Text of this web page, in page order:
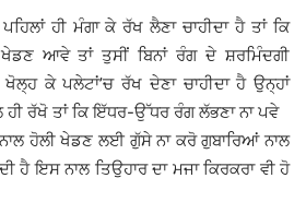
ਹੀ ਮੰਗਾ ਕੇ ਰੱਖ ਲੈਣਾ ਚਾਹੀਦਾ ਹੈ ਤਾਂ ਕਿ
ਆਵੇ ਤਾਂ ਤੁਸੀਂ ਬਿਨਾਂ ਰੰਗ ਦੇ ਸ਼ਰਮਿੰਦਗੀ
ਕੇ ਪਲੇਟਾਂ’ਚ ਰੱਖ ਦੇਣਾ ਚਾਹੀਦਾ ਹੈ ਉਨ੍ਹਾਂ
ਰੱਖੋ ਤਾਂ ਕਿ ਇੱਧਰ-ਉੱਧਰ ਰੰਗ ਲੱਭਣਾ ਨਾ ਪਵੇ
ਹੋਲੀ ਖੇਡਣ ਲਈ ਗੁੱਸੇ ਨਾ ਕਰੋ ਗੁਬਾਰਿਆਂ ਨਾਲ
ਹੈ ਇਸ ਨਾਲ ਤਿਉਹਾਰ ਦਾ ਮਜਾ ਕਿਰਕਰਾ ਵੀ ਹੋ